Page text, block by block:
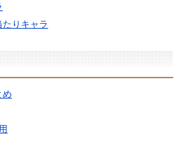
りキャラ
め